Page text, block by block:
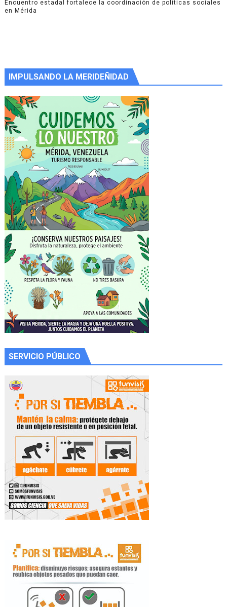
Encuentro estadal fortalece la coordinación de políticas sociales
en Mérida
IMPULSANDO LA MERIDEÑIDAD
SERVICIO PÚBLICO